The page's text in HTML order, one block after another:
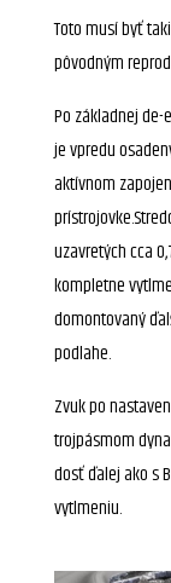
Toto musí byť
pôvodným
Po základnej
je vpredu
aktívnom
uzavretých cca
kompletne
domontovaný
podlahe.
Zvuk po
trojpásmom
dosť ďalej ako s
vytlmeniu.